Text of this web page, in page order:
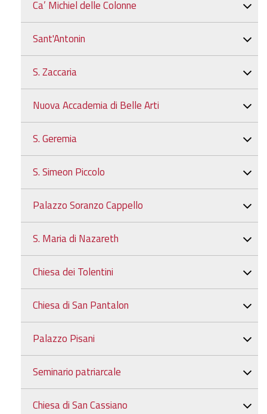
Ca’ Michiel delle Colonne
Sant'Antonin
S. Zaccaria
Nuova Accademia di Belle Arti
S. Geremia
S. Simeon Piccolo
Palazzo Soranzo Cappello
S. Maria di Nazareth
Chiesa dei Tolentini
Chiesa di San Pantalon
Palazzo Pisani
Seminario patriarcale
Chiesa di San Cassiano